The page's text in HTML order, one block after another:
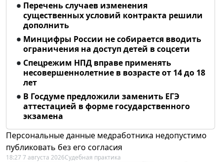
Перечень случаев изменения
существенных условий контракта решили
дополнить
Минцифры России не собирается вводить
ограничения на доступ детей в соцсети
Спецрежим НПД вправе применять
несовершеннолетние в возрасте от 14 до 18
лет
В Госдуме предложили заменить ЕГЭ
аттестацией в форме государственного
экзамена
Персональные данные медработника недопустимо
публиковать без его согласия
18:27 7 августа 2026Судебная практика